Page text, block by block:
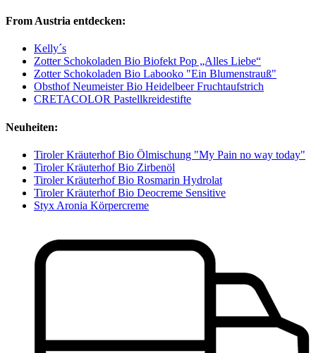
From Austria entdecken:
Kelly´s
Zotter Schokoladen Bio Biofekt Pop „Alles Liebe“
Zotter Schokoladen Bio Labooko "Ein Blumenstrauß"
Obsthof Neumeister Bio Heidelbeer Fruchtaufstrich
CRETACOLOR Pastellkreidestifte
Neuheiten:
Tiroler Kräuterhof Bio Ölmischung "My Pain no way today"
Tiroler Kräuterhof Bio Zirbenöl
Tiroler Kräuterhof Bio Rosmarin Hydrolat
Tiroler Kräuterhof Bio Deocreme Sensitive
Styx Aronia Körpercreme